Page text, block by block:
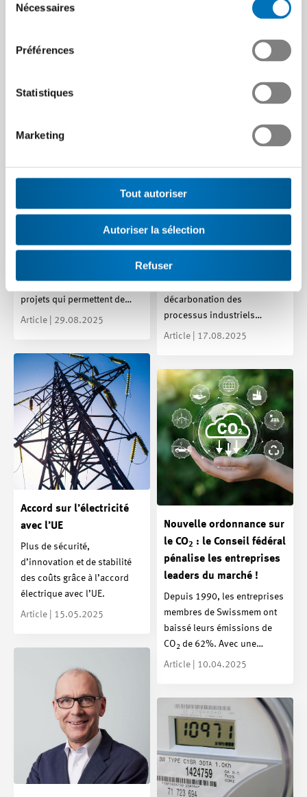
Nécessaires
Préférences
Statistiques
Marketing
Tout autoriser
Autoriser la sélection
Refuser
Efficacité électrique :
demandez sans tarder
des subventions auprès
Avec le programme
de l’énergie soutient des
projets qui permettent de…
Article | 29.08.2025
Engouement ou espoir ?
L’hydrogène, entre
potentiel prometteur et
défis gigantesques
L’hydrogène vert (H2) offre un
potentiel prometteur pour la
décarbonation des
processus industriels…
Article | 17.08.2025
Accord sur l’électricité
avec l’UE
Plus de sécurité,
d’innovation et de stabilité
des coûts grâce à l’accord
électrique avec l’UE.
Article | 15.05.2025
Nouvelle ordonnance sur
le CO2 : le Conseil fédéral
pénalise les entreprises
leaders du marché !
Depuis 1990, les entreprises
membres de Swissmem ont
baissé leurs émissions de
CO 2 de 62%. Avec une…
Article | 10.04.2025